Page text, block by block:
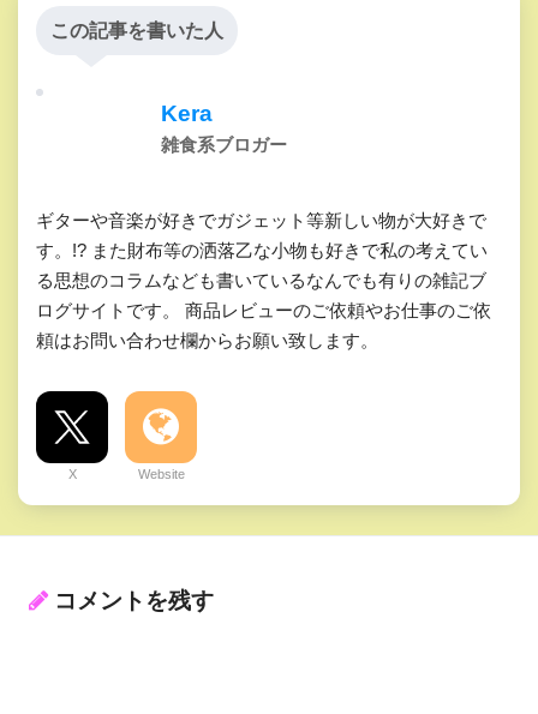
この記事を書いた人
Kera
雑食系ブロガー
ギターや音楽が好きでガジェット等新しい物が大好きで
す。!? また財布等の洒落乙な小物も好きで私の考えてい
る思想のコラムなども書いているなんでも有りの雑記ブ
ログサイトです。 商品レビューのご依頼やお仕事のご依
頼はお問い合わせ欄からお願い致します。
X Website
コメントを残す